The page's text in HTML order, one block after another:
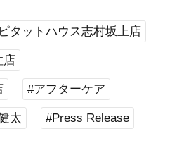
タットハウス志村坂上店
店
#アフターケア
太 #Press Release